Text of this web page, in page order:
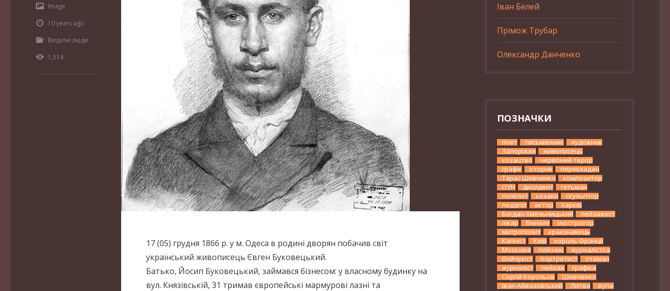
17 (05) грудня 1866 р. у м. Одеса в родині дворян побачив світ
український живописець Євген Буковецький.
Батько, Йосип Буковецький, займався бізнесом: у власному будинку на
вул. Князівській, 31 тримав європейські мармурові лазні та
Image
10 years ago
Видатні люди
1,514
Іван Белей
Прімож Трубар
Олександр Данченко
ПОЗНАЧКИ
поет письменник
художник
Запоріжжя
живописець
козацтво
червоний терор
графік
історик
перекладач
Тарас Шевченко
композитор
ОУН
дисидент
гетьман
поліглот
козаки
скульптор
педагог
актор
Харків
Богдан Хмельницький
пейзажист
лікар
бієнале
ілюстратор
митрополит
краєзнавець
Капніст
Київ
король Франції
Московія
пейзажі
журналістка
бойчукіст
портретист
отаман
журналіст
пейзаж
графіка
Сергій Корольов
Шевченко
Іван Айвазовський
Литва жупа